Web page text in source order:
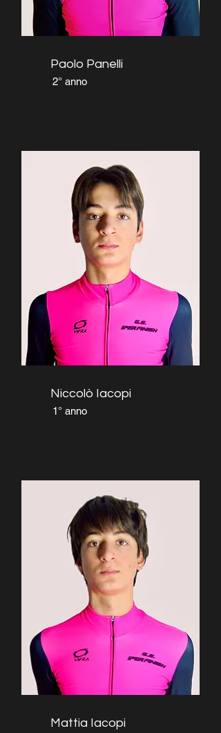
Paolo Panelli
2° anno
Niccolò Iacopi
1° anno
Mattia Iacopi